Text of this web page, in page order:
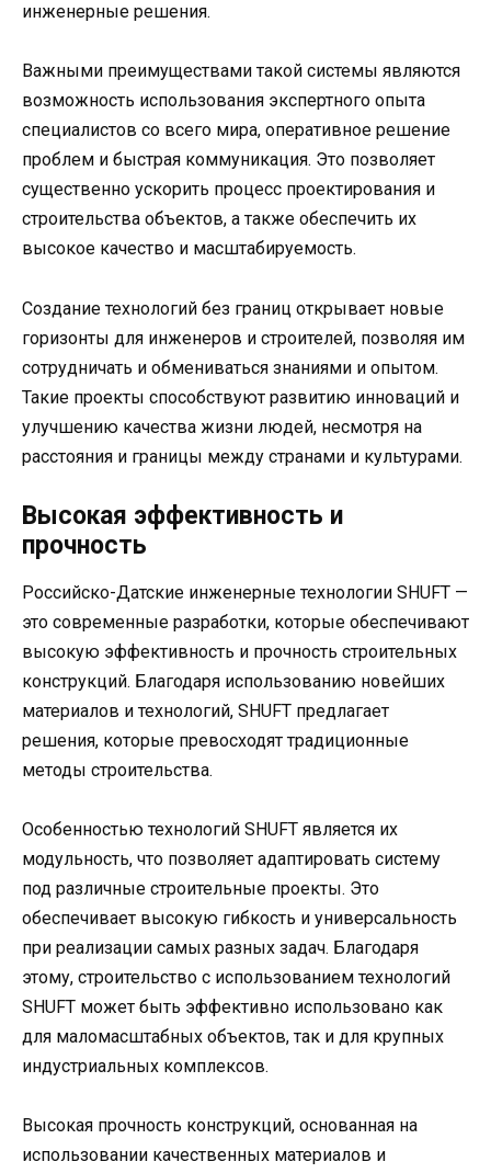
инженерные решения.
Важными преимуществами такой системы являются
возможность использования экспертного опыта
специалистов со всего мира, оперативное решение
проблем и быстрая коммуникация. Это позволяет
существенно ускорить процесс проектирования и
строительства объектов, а также обеспечить их
высокое качество и масштабируемость.
Создание технологий без границ открывает новые
горизонты для инженеров и строителей, позволяя им
сотрудничать и обмениваться знаниями и опытом.
Такие проекты способствуют развитию инноваций и
улучшению качества жизни людей, несмотря на
расстояния и границы между странами и культурами.
Высокая эффективность и
прочность
Российско-Датские инженерные технологии SHUFT —
это современные разработки, которые обеспечивают
высокую эффективность и прочность строительных
конструкций. Благодаря использованию новейших
материалов и технологий, SHUFT предлагает
решения, которые превосходят традиционные
методы строительства.
Особенностью технологий SHUFT является их
модульность, что позволяет адаптировать систему
под различные строительные проекты. Это
обеспечивает высокую гибкость и универсальность
при реализации самых разных задач. Благодаря
этому, строительство с использованием технологий
SHUFT может быть эффективно использовано как
для маломасштабных объектов, так и для крупных
индустриальных комплексов.
Высокая прочность конструкций, основанная на
использовании качественных материалов и